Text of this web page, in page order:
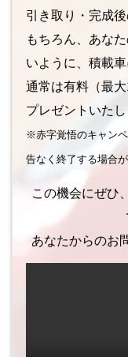
引き取り・完成
もちろん、あな
いように、積載車
通常は有料（最
プレゼントいたし
※赤字覚悟のキャン
告なく終了する場合
この機会にぜひ
あなたからのお